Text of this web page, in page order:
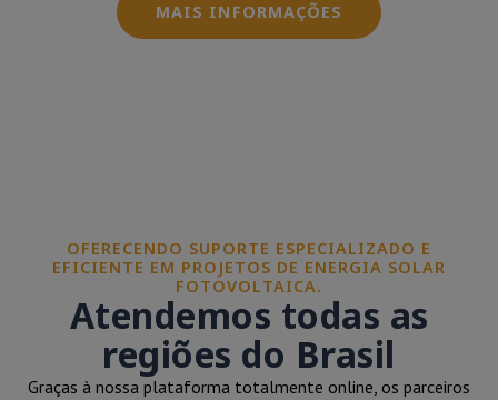
MAIS INFORMAÇÕES
OFERECENDO SUPORTE ESPECIALIZADO E
EFICIENTE EM PROJETOS DE ENERGIA SOLAR
FOTOVOLTAICA.
Atendemos todas as
regiões do Brasil
Graças à nossa plataforma totalmente online, os parceiros